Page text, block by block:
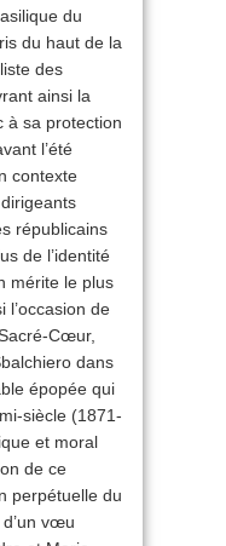
du
du haut de la
des
ainsi la
à sa protection
l’été
contexte
républicains
de l’identité
mérite le plus
l’occasion de
Cœur,
dans
épopée qui
siècle (1871-
et moral
de ce
perpétuelle du
vœu